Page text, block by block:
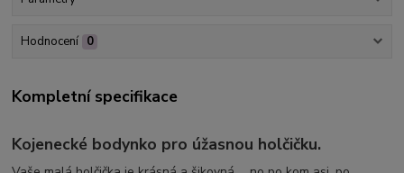
Hodnocení 0
Kompletní specifikace
Kojenecké bodynko pro úžasnou holčičku.